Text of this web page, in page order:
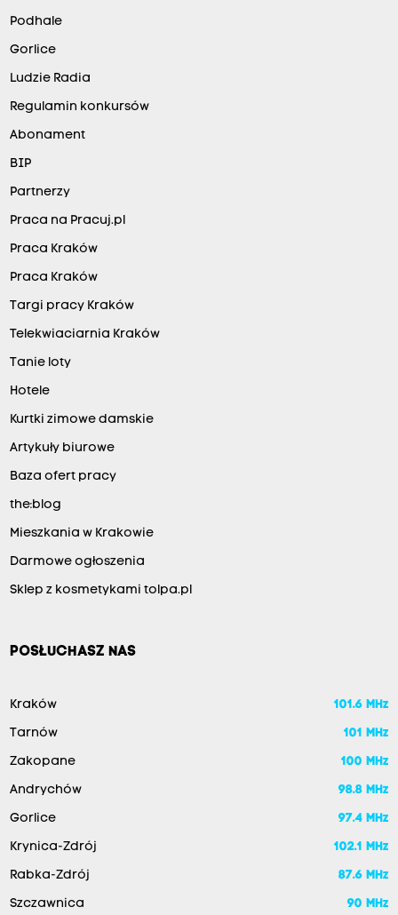
Podhale
Gorlice
Ludzie Radia
Regulamin konkursów
Abonament
BIP
Partnerzy
Praca na Pracuj.pl
Praca Kraków
Praca Kraków
Targi pracy Kraków
Telekwiaciarnia Kraków
Tanie loty
Hotele
Kurtki zimowe damskie
Artykuły biurowe
Baza ofert pracy
the:blog
Mieszkania w Krakowie
Darmowe ogłoszenia
Sklep z kosmetykami tolpa.pl
POSŁUCHASZ NAS
Kraków 101.6 MHz
Tarnów 101 MHz
Zakopane 100 MHz
Andrychów 98.8 MHz
Gorlice 97.4 MHz
Krynica-Zdrój 102.1 MHz
Rabka-Zdrój 87.6 MHz
Szczawnica 90 MHz